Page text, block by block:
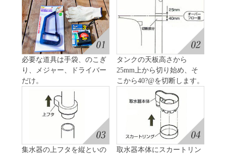
必要な道具は手袋、のこぎ
り、メジャー、ドライバー
だけ。
タンクの天板高さから
25mm上から切り始め、そ
こから40?@を切断します。
集水器の上フタを縦といの
取水器本体にスカートリン